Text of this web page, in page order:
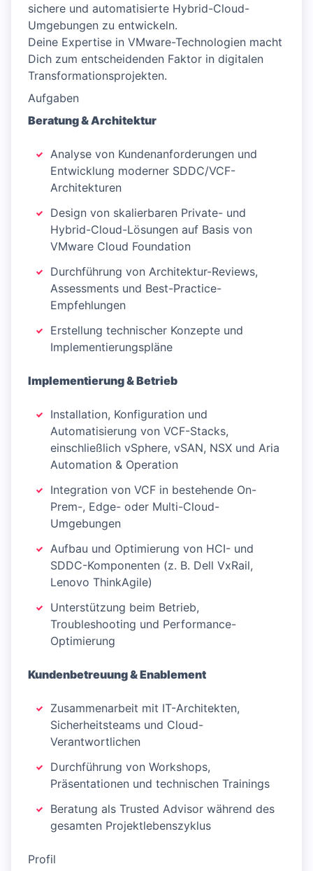
sichere und automatisierte Hybrid-Cloud-
Umgebungen zu entwickeln.
Deine Expertise in VMware-Technologien macht
Dich zum entscheidenden Faktor in digitalen
Transformationsprojekten.
Aufgaben
Beratung & Architektur
Analyse von Kundenanforderungen und
Entwicklung moderner SDDC/VCF-
Architekturen
Design von skalierbaren Private- und
Hybrid-Cloud-Lösungen auf Basis von
VMware Cloud Foundation
Durchführung von Architektur-Reviews,
Assessments und Best-Practice-
Empfehlungen
Erstellung technischer Konzepte und
Implementierungspläne
Implementierung & Betrieb
Installation, Konfiguration und
Automatisierung von VCF-Stacks,
einschließlich vSphere, vSAN, NSX und Aria
Automation & Operation
Integration von VCF in bestehende On-
Prem-, Edge- oder Multi-Cloud-
Umgebungen
Aufbau und Optimierung von HCI- und
SDDC-Komponenten (z. B. Dell VxRail,
Lenovo ThinkAgile)
Unterstützung beim Betrieb,
Troubleshooting und Performance-
Optimierung
Kundenbetreuung & Enablement
Zusammenarbeit mit IT-Architekten,
Sicherheitsteams und Cloud-
Verantwortlichen
Durchführung von Workshops,
Präsentationen und technischen Trainings
Beratung als Trusted Advisor während des
gesamten Projektlebenszyklus
Profil